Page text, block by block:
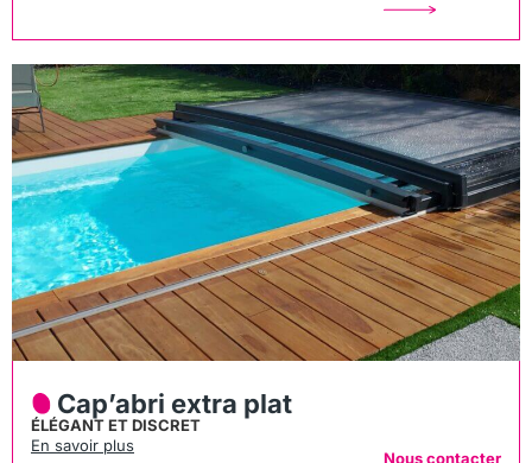
Cap’abri extra plat
ÉLÉGANT ET DISCRET
En savoir plus
Nous contacter